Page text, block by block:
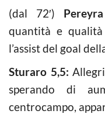
(dal 72′)
quantità e
l’assist del goal
Sturaro 5,5:
sperando di
centrocampo,